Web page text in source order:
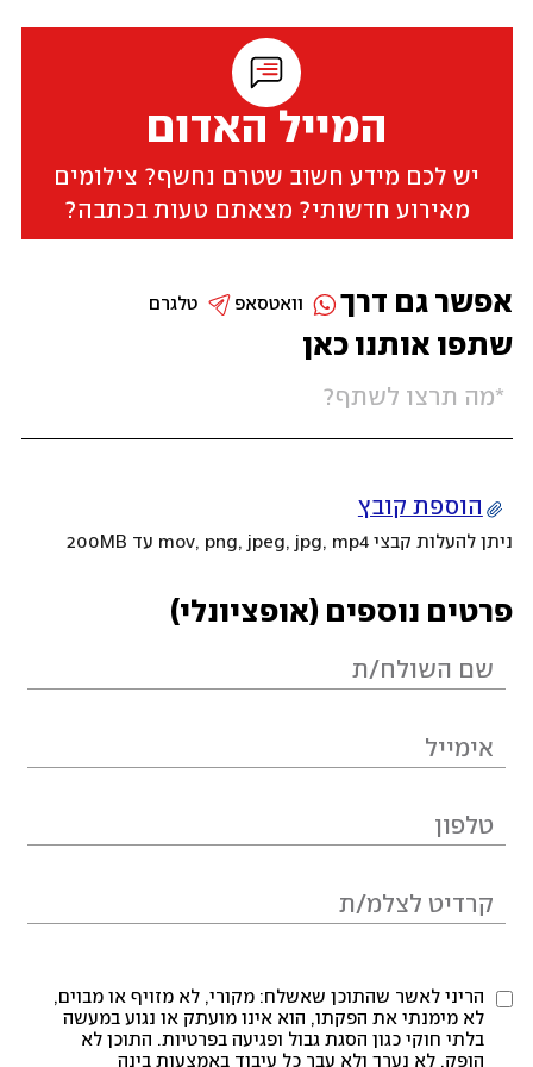
המייל האדום
יש לכם מידע חשוב שטרם נחשף? צילומים
מאירוע חדשותי? מצאתם טעות בכתבה?
שתפו אותנו כאן
הוספת קובץ
ניתן להעלות קבצי mov, png, jpeg, jpg, mp4 עד 200MB
פרטים נוספים (אופציונלי)
הריני לאשר שהתוכן שאשלח: מקורי, לא מזויף או מבוים,
לא מימנתי את הפקתו, הוא אינו מועתק או נגוע במעשה
בלתי חוקי כגון הסגת גבול ופגיעה בפרטיות. התוכן לא
הופק, לא נערך ולא עבר כל עיבוד באמצעות בינה
אפשר גם דרך טלגרם וואטסאפ